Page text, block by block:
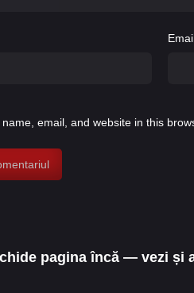
email, and website in this
pagina încă — vezi și